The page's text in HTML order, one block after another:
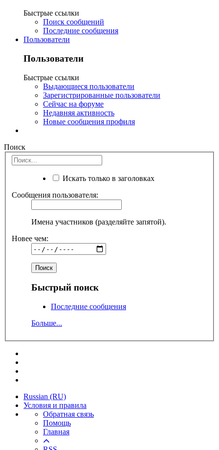
Быстрые ссылки
Поиск сообщений
Последние сообщения
Пользователи
Пользователи
Быстрые ссылки
Выдающиеся пользователи
Зарегистрированные пользователи
Сейчас на форуме
Недавняя активность
Новые сообщения профиля
Поиск
Искать только в заголовках
Сообщения пользователя:
Имена участников (разделяйте запятой).
Новее чем:
Быстрый поиск
Последние сообщения
Больше...
Russian (RU)
Условия и правила
Обратная связь
Помощь
Главная